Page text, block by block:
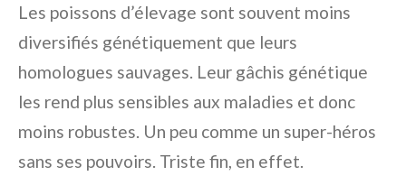
Les poissons d’élevage sont souvent moins
diversifiés génétiquement que leurs
homologues sauvages. Leur gâchis génétique
les rend plus sensibles aux maladies et donc
moins robustes. Un peu comme un super-héros
sans ses pouvoirs. Triste fin, en effet.